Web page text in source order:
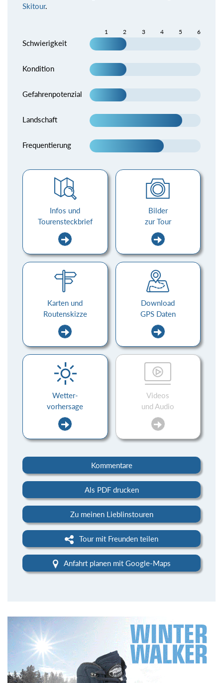
Skitour.
1 2 3 4 5 6
Schwierigkeit
Kondition
Gefahrenpotenzial
Landschaft
Frequentierung
Infos und
Tourensteckbrief
Bilder
zur Tour
Karten und
Routenskizze
Download
GPS Daten
Wetter-
vorhersage
Videos
und Audio
Kommentare
Als PDF drucken
Zu meinen Lieblinstouren
Tour mit Freunden teilen
Anfahrt planen mit Google-Maps